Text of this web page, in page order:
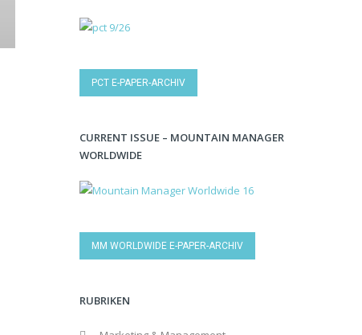
PCT E-PAPER-ARCHIV
CURRENT ISSUE – MOUNTAIN MANAGER
WORLDWIDE
MM WORLDWIDE E-PAPER-ARCHIV
RUBRIKEN